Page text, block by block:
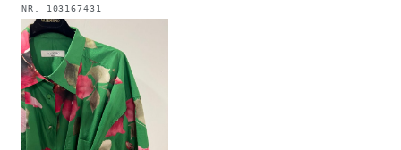
NR. 103167431